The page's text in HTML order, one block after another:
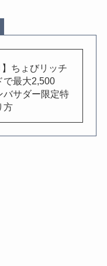
】ちょびリッチ
で最大2,500
バサダー限定特
方